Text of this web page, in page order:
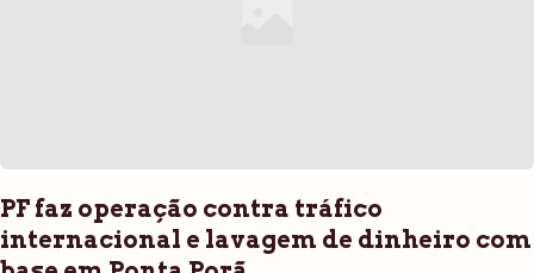
PF faz operação contra tráfico
internacional e lavagem de dinheiro com